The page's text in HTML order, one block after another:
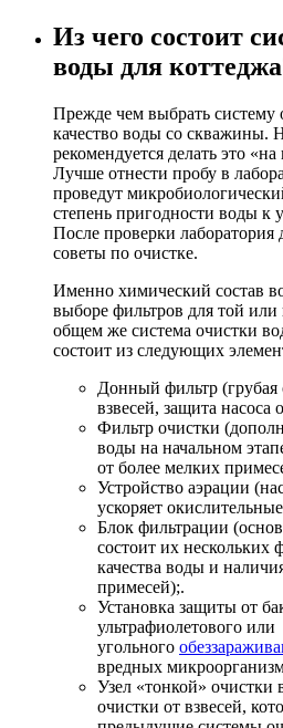
Из чего состоит
воды для
Прежде чем выбрать систему
качество воды со скважины.
рекомендуется делать это
Лучше отнести пробу в
проведут
степень пригодности воды к
После проверки лаборатория
советы по очистке.
Именно химический состав
выборе фильтров для той
общем же система очистки
состоит из следующих
Донный фильтр
взвесей, защита насоса
Фильтр очистки
воды на начальном
от более мелких
Устройство аэрации
ускоряет
Блок фильтрации
состоит их нескольких
качества воды и
примесей);.
Установка защиты от
ультрафиолетового или
угольного
вредных
Узел «тонкой» очистки
очистки от взвесей,